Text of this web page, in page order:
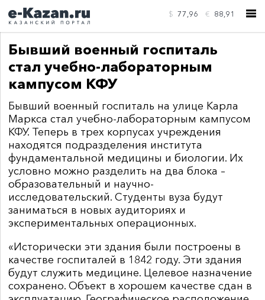
$ 77,96 € 88,91
КОНТАКТЫ
Бывший военный госпиталь
стал учебно-лабораторным
кампусом КФУ
Бывший военный госпиталь на улице Карла
Маркса стал учебно-лабораторным кампусом
КФУ. Теперь в трех корпусах учреждения
находятся подразделения института
фундаментальной медицины и биологии. Их
условно можно разделить на два блока –
образовательный и научно-
исследовательский. Студенты вуза будут
заниматься в новых аудиториях и
экспериментальных операционных.
«Исторически эти здания были построены в
качестве госпиталей в 1842 году. Эти здания
будут служить медицине. Целевое назначение
сохранено. Объект в хорошем качестве сдан в